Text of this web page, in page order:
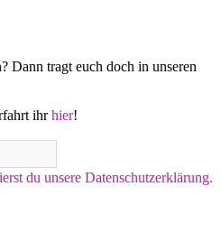
Dann tragt euch doch in unseren
ihrhier!
du unsere Datenschutzerklärung.